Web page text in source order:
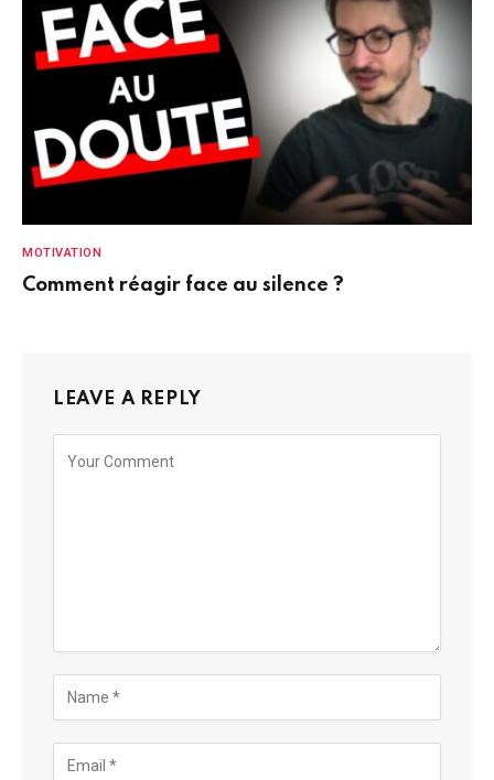
MOTIVATION
Comment réagir face au silence ?
LEAVE A REPLY